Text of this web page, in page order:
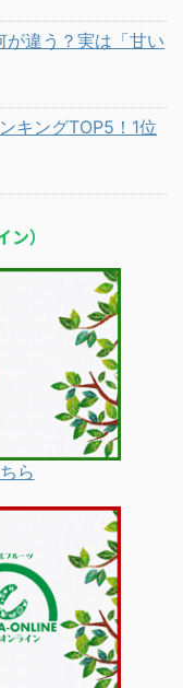
が違う？実は「甘い
キングTOP5！1位
）
ら